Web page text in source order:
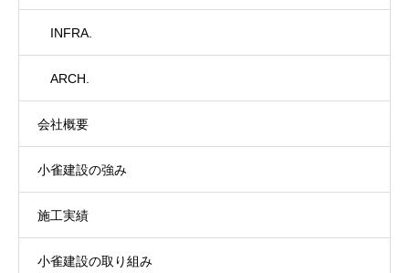
INFRA.
ARCH.
会社概要
小雀建設の強み
施工実績
小雀建設の取り組み